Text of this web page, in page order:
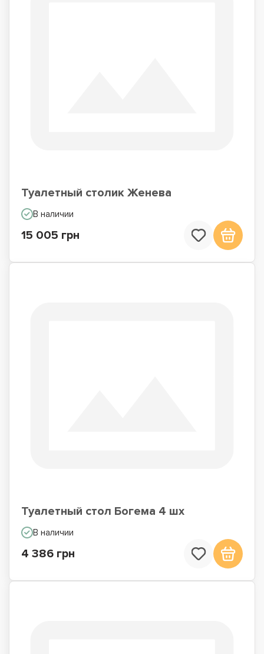
Туалетный столик Женева
В наличии
15 005 грн
Туалетный стол Богема 4 шх
В наличии
4 386 грн